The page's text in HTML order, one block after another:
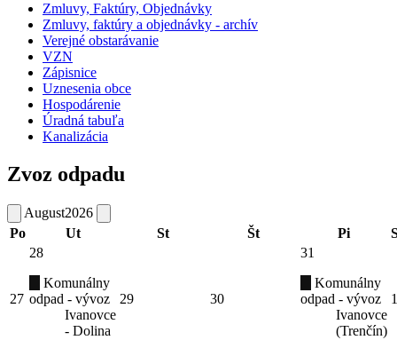
Zmluvy, Faktúry, Objednávky
Zmluvy, faktúry a objednávky - archív
Verejné obstarávanie
VZN
Zápisnice
Uznesenia obce
Hospodárenie
Úradná tabuľa
Kanalizácia
Zvoz odpadu
August2026
Po
Ut St Št Pi
27
28
Komunálny
odpad - vývoz
Ivanovce
- Dolina
29 30
31
Komunálny
odpad - vývoz
Ivanovce
(Trenčín)
1